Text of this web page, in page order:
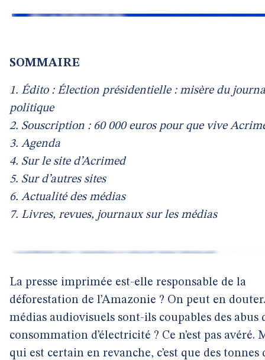
SOMMAIRE
1. Édito : Élection présidentielle : misère du
politique
2. Souscription : 60 000 euros pour que vive
3. Agenda
4. Sur le site d’Acrimed
5. Sur d’autres sites
6. Actualité des médias
7. Livres, revues, journaux sur les médias
La presse imprimée est-elle responsable de la
déforestation de l’Amazonie ? On peut en
médias audiovisuels sont-ils coupables des abus
consommation d’électricité ? Ce n’est pas avéré.
qui est certain en revanche, c’est que des tonnes